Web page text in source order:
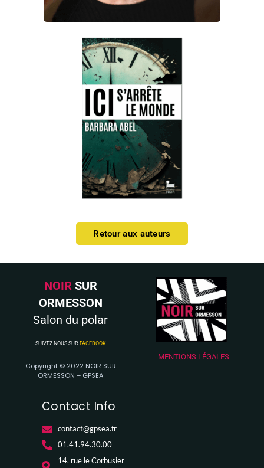
Retour aux auteurs
NOIRSUR
ORMESSON
Salon du polar
SUIVEZ NOUS SUR FACEBOOK
Copyright © 2022 NOIR SUR
ORMESSON – GPSEA
MENTIONS LÉGALES
Contact Info
contact@gpsea.fr
01.41.94.30.00
14, rue le Corbusier